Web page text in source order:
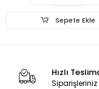
Sepete Ekle
Hızlı
Siparişleriniz